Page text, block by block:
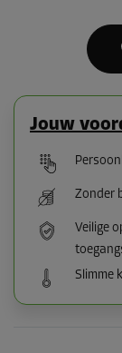
Jouw
Zonder
Veilige
Slimme